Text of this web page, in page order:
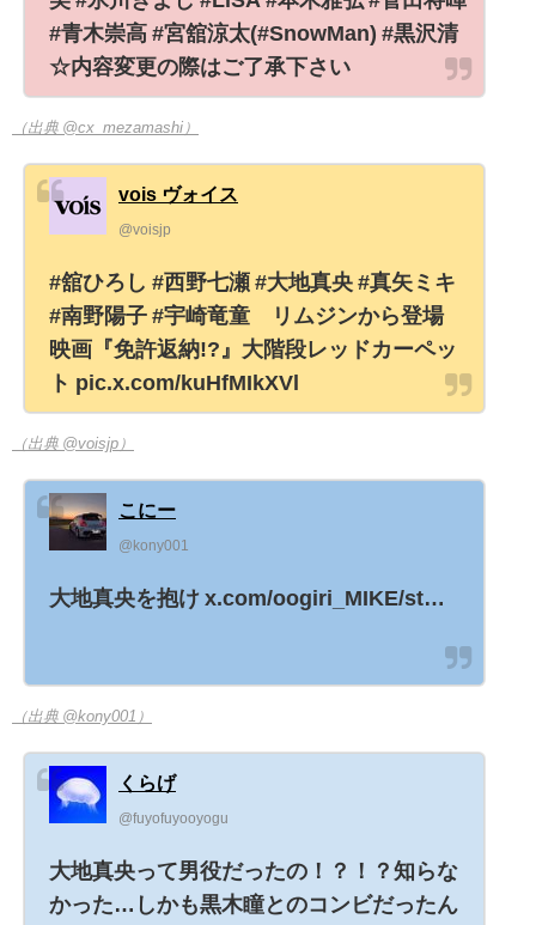
#青木崇高 #宮舘涼太(#SnowMan) #黒沢清
☆内容変更の際はご了承下さい
（出典 @cx_mezamashi）
vois ヴォイス
@voisjp
#舘ひろし #西野七瀬 #大地真央 #真矢ミキ
#南野陽子 #宇崎竜童 リムジンから登場
映画『免許返納!?』大階段レッドカーペッ
ト pic.x.com/kuHfMIkXVl
（出典 @voisjp）
こにー
@kony001
大地真央を抱け x.com/oogiri_MIKE/st…
（出典 @kony001）
くらげ
@fuyofuyooyogu
大地真央って男役だったの！？！？知らな
かった…しかも黒木瞳とのコンビだったん